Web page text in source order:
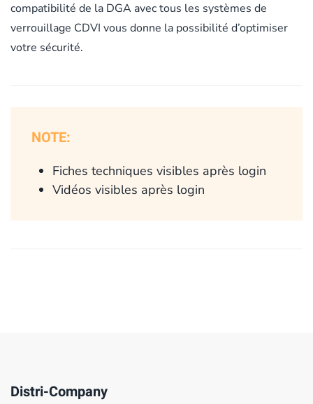
compatibilité de la DGA avec tous les systèmes de
verrouillage CDVI vous donne la possibilité d’optimiser
votre sécurité.
NOTE:
Fiches techniques visibles après login
Vidéos visibles après login
Distri-Company